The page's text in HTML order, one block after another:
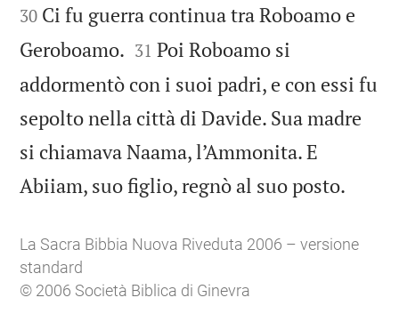
30 Ci fu guerra continua tra Roboamo e
Geroboamo. 

31 Poi Roboamo si
addormentò con i suoi padri, e con essi fu
sepolto nella città di Davide. Sua madre
si chiamava Naama, l’Ammonita. E
Abiiam, suo figlio, regnò al suo posto.
La Sacra Bibbia Nuova Riveduta 2006 – versione
standard
© 2006 Società Biblica di Ginevra